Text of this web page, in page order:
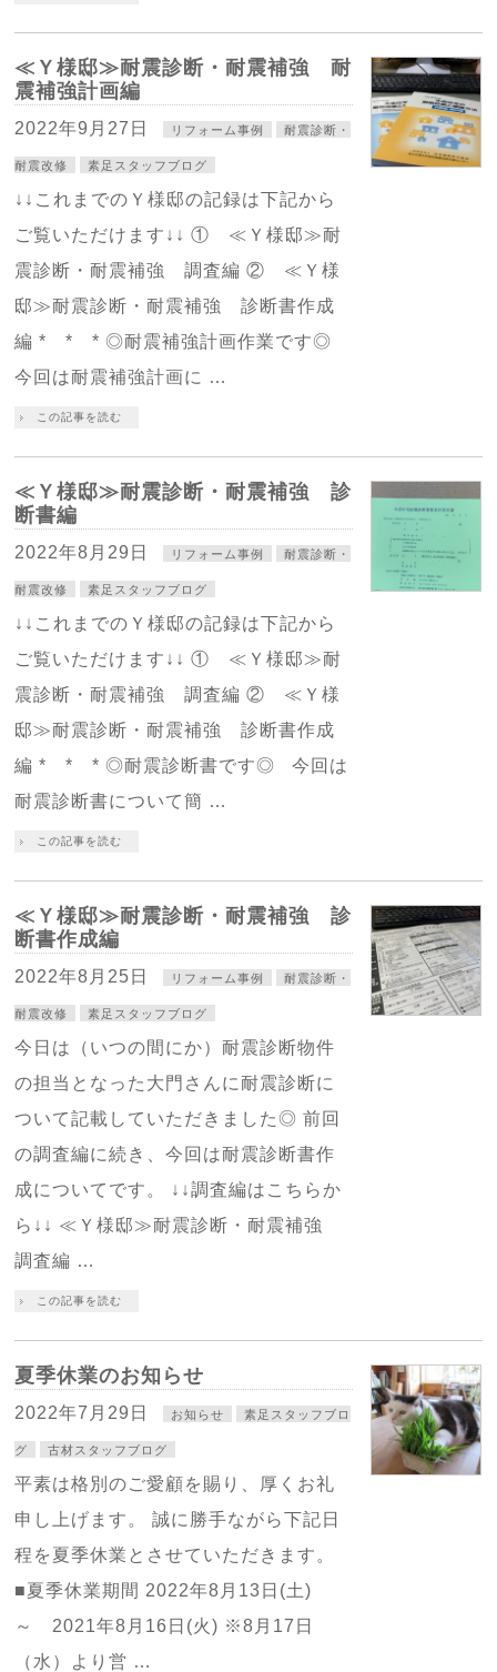
≪Ｙ様邸≫耐震診断・耐震補強 耐
震補強計画編
2022年9月27日 リフォーム事例 耐震診断・
耐震改修 素足スタッフブログ
↓↓これまでのＹ様邸の記録は下記から
ご覧いただけます↓↓ ① ≪Ｙ様邸≫耐
震診断・耐震補強 調査編 ② ≪Ｙ様
邸≫耐震診断・耐震補強 診断書作成
編 * * * ◎耐震補強計画作業です◎
今回は耐震補強計画に …
この記事を読む
≪Ｙ様邸≫耐震診断・耐震補強 診
断書編
2022年8月29日 リフォーム事例 耐震診断・
耐震改修 素足スタッフブログ
↓↓これまでのＹ様邸の記録は下記から
ご覧いただけます↓↓ ① ≪Ｙ様邸≫耐
震診断・耐震補強 調査編 ② ≪Ｙ様
邸≫耐震診断・耐震補強 診断書作成
編 * * * ◎耐震診断書です◎ 今回は
耐震診断書について簡 …
この記事を読む
≪Ｙ様邸≫耐震診断・耐震補強 診
断書作成編
2022年8月25日 リフォーム事例 耐震診断・
耐震改修 素足スタッフブログ
今日は（いつの間にか）耐震診断物件
の担当となった大門さんに耐震診断に
ついて記載していただきました◎ 前回
の調査編に続き、今回は耐震診断書作
成についてです。 ↓↓調査編はこちらか
ら↓↓ ≪Ｙ様邸≫耐震診断・耐震補強
調査編 …
この記事を読む
夏季休業のお知らせ
2022年7月29日 お知らせ 素足スタッフブロ
グ 古材スタッフブログ
平素は格別のご愛顧を賜り、厚くお礼
申し上げます。 誠に勝手ながら下記日
程を夏季休業とさせていただきます。
■夏季休業期間 2022年8月13日(土)
～ 2021年8月16日(火) ※8月17日
（水）より営 …